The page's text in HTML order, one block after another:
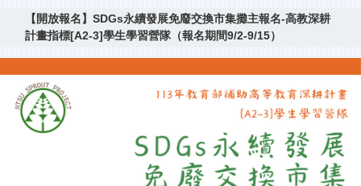
【開放報名】SDGs永續發展免廢交換市集攤主報名-高教深耕
計畫指標[A2-3]學生學習營隊（報名期間9/2-9/15）